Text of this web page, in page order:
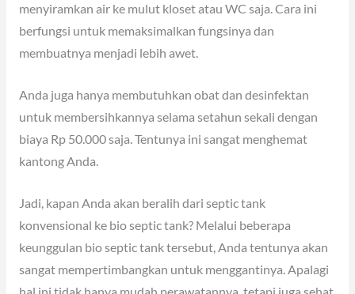
menyiramkan air ke mulut kloset atau WC saja. Cara ini
berfungsi untuk memaksimalkan fungsinya dan
membuatnya menjadi lebih awet.
Anda juga hanya membutuhkan obat dan desinfektan
untuk membersihkannya selama setahun sekali dengan
biaya Rp 50.000 saja. Tentunya ini sangat menghemat
kantong Anda.
Jadi, kapan Anda akan beralih dari septic tank
konvensional ke bio septic tank? Melalui beberapa
keunggulan bio septic tank tersebut, Anda tentunya akan
sangat mempertimbangkan untuk menggantinya. Apalagi